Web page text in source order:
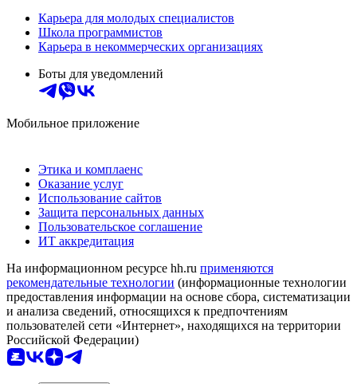
Карьера для молодых специалистов
Школа программистов
Карьера в некоммерческих организациях
Боты для уведомлений
Мобильное приложение
Этика и комплаенс
Оказание услуг
Использование сайтов
Защита персональных данных
Пользовательское соглашение
ИТ аккредитация
На информационном ресурсе hh.ru применяются
рекомендательные технологии (информационные технологии
предоставления информации на основе сбора, систематизации
и анализа сведений, относящихся к предпочтениям
пользователей сети «Интернет», находящихся на территории
Российской Федерации)